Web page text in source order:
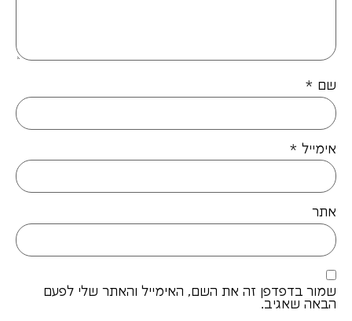
שם *
אימייל *
אתר
שמור בדפדפן זה את השם, האימייל והאתר שלי לפעם
הבאה שאגיב.